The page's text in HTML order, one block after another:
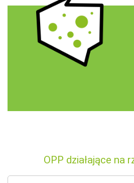
OPP działające na